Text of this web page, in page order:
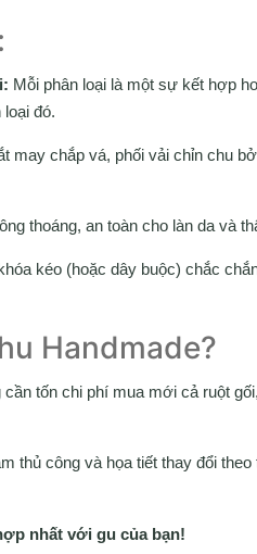
Mỗi phân loại là một sự kết hợp
đó.
may chắp vá, phối vải chỉn chu
thoáng, an toàn cho làn da và
kéo (hoặc dây buộc) chắc
Handmade?
cần tốn chi phí mua mới cả ruột
thủ công và họa tiết thay đổi
nhất với gu của bạn!